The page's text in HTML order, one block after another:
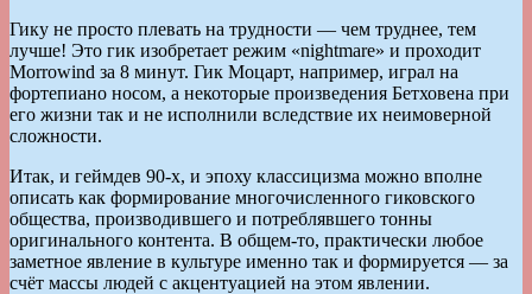
Гику не просто плевать на трудности — чем труднее, тем
лучше! Это гик изобретает режим «nightmare» и проходит
Morrowind за 8 минут. Гик Моцарт, например, играл на
фортепиано носом, а некоторые произведения Бетховена при
его жизни так и не исполнили вследствие их неимоверной
сложности.
Итак, и геймдев 90-х, и эпоху классицизма можно вполне
описать как формирование многочисленного гиковского
общества, производившего и потреблявшего тонны
оригинального контента. В общем-то, практически любое
заметное явление в культуре именно так и формируется — за
счёт массы людей с акцентуацией на этом явлении.